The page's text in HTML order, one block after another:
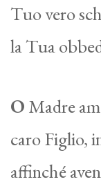
Tuo vero
la Tua
O Madre
caro Figlio,
affinché